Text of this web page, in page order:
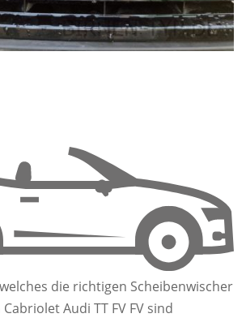
die richtigen Scheibenwischer
Audi TT FV FV sind